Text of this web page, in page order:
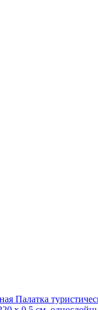
Палатка